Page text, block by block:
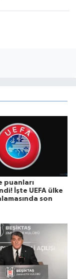
puanları
İşte UEFA ülke
son